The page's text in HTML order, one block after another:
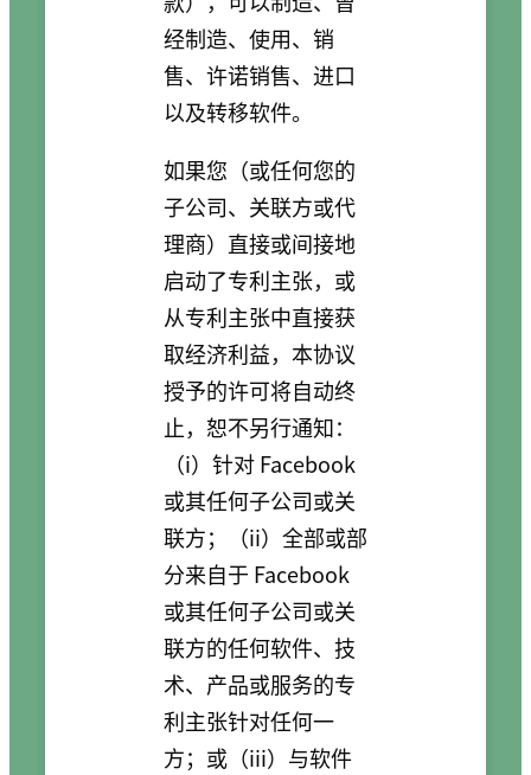
经制造、使用、销
售、许诺销售、进口
以及转移软件。
如果您（或任何您的
子公司、关联方或代
理商）直接或间接地
启动了专利主张，或
从专利主张中直接获
取经济利益，本协议
授予的许可将自动终
止，恕不另行通知：
（i）针对 Facebook
或其任何子公司或关
联方；（ii）全部或部
分来自于 Facebook
或其任何子公司或关
联方的任何软件、技
术、产品或服务的专
利主张针对任何一
方；或（iii）与软件